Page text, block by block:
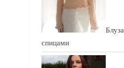
спицами